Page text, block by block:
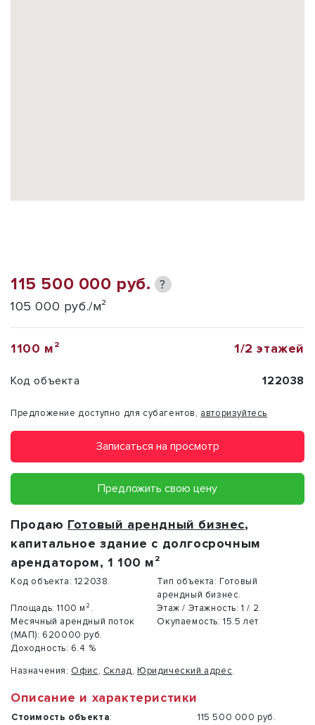
115 500 000 руб. ?
105 000 руб./м²
1100 м² 1/2 этажей
Код объекта 122038
Предложение доступно для субагентов, авторизуйтесь
Записаться на просмотр
Предложить свою цену
Продаю Готовый арендный бизнес,
капитальное здание с долгосрочным
арендатором, 1 100 м²
Код объекта: 122038. Тип объекта: Готовый
арендный бизнес.
Площадь: 1100 м². Этаж / Этажность: 1 / 2.
Месячный арендный поток
(МАП): 620000 руб.
Окупаемость: 15.5 лет
Доходность: 6.4 %
Назначения: Офис, Склад, Юридический адрес.
Описание и характеристики
Стоимость объекта:
115 500 000 руб.